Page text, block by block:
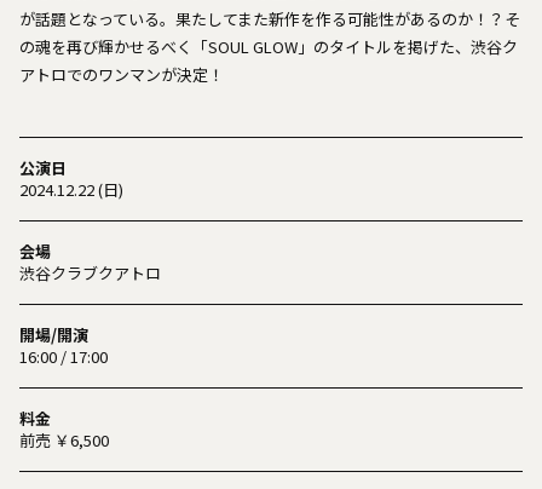
が話題となっている。果たしてまた新作を作る可能性があるのか！？そ
の魂を再び輝かせるべく「SOUL GLOW」のタイトルを掲げた、渋谷ク
アトロでのワンマンが決定！
公演日
2024.12.22 (日)
会場
渋谷クラブクアトロ
開場/開演
16:00 / 17:00
料金
前売 ￥6,500